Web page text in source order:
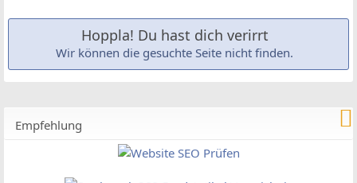
Hoppla! Du hast dich verirrt
Wir können die gesuchte Seite nicht finden.
Empfehlung